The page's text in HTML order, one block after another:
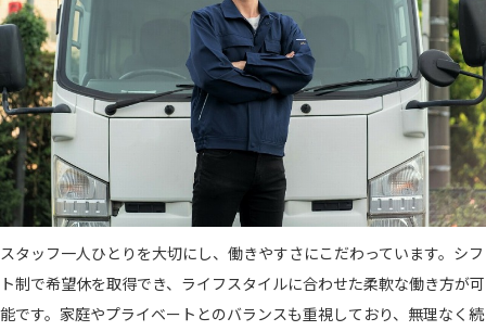
スタッフ一人ひとりを大切にし、働きやすさにこだわっています。シフ
ト制で希望休を取得でき、ライフスタイルに合わせた柔軟な働き方が可
能です。家庭やプライベートとのバランスも重視しており、無理なく続